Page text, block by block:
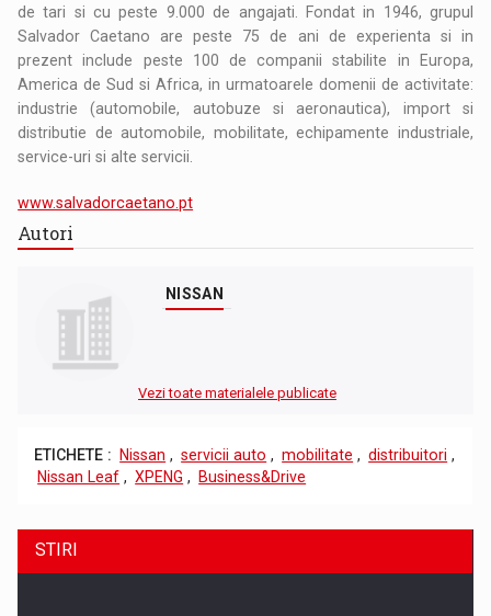
de tari si cu peste 9.000 de angajati. Fondat in 1946, grupul
Salvador Caetano are peste 75 de ani de experienta si in
prezent include peste 100 de companii stabilite in Europa,
America de Sud si Africa, in urmatoarele domenii de activitate:
industrie (automobile, autobuze si aeronautica), import si
distributie de automobile, mobilitate, echipamente industriale,
service-uri si alte servicii.
www.salvadorcaetano.pt
Autori
NISSAN
Vezi toate materialele publicate
ETICHETE : Nissan , servicii auto , mobilitate , distribuitori ,
Nissan Leaf , XPENG , Business&Drive
STIRI